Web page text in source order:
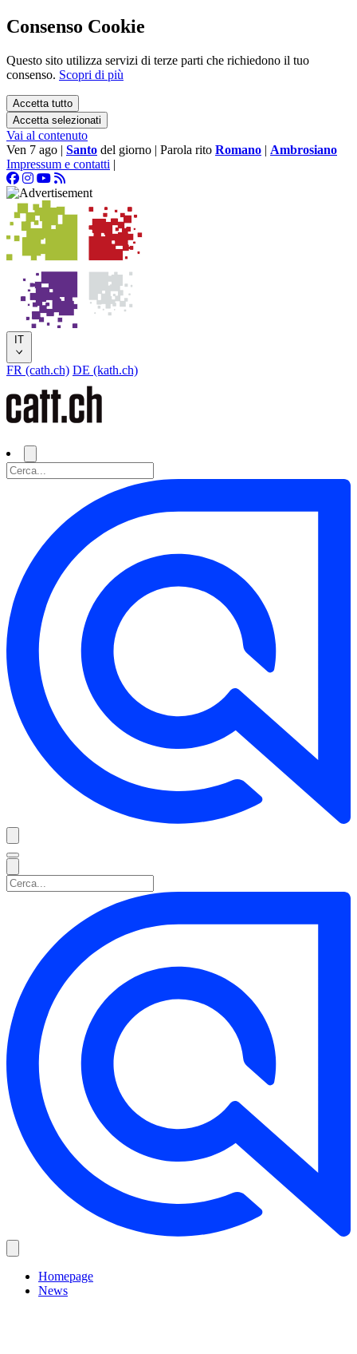
Consenso Cookie
Questo sito utilizza servizi di terze parti che richiedono il tuo
consenso. Scopri di più
Accetta tutto
Accetta selezionati
Vai al contenuto
Ven 7 ago | Santo del giorno | Parola rito Romano | Ambrosiano
Impressum e contatti |
IT
FR (cath.ch) DE (kath.ch)
Homepage
News